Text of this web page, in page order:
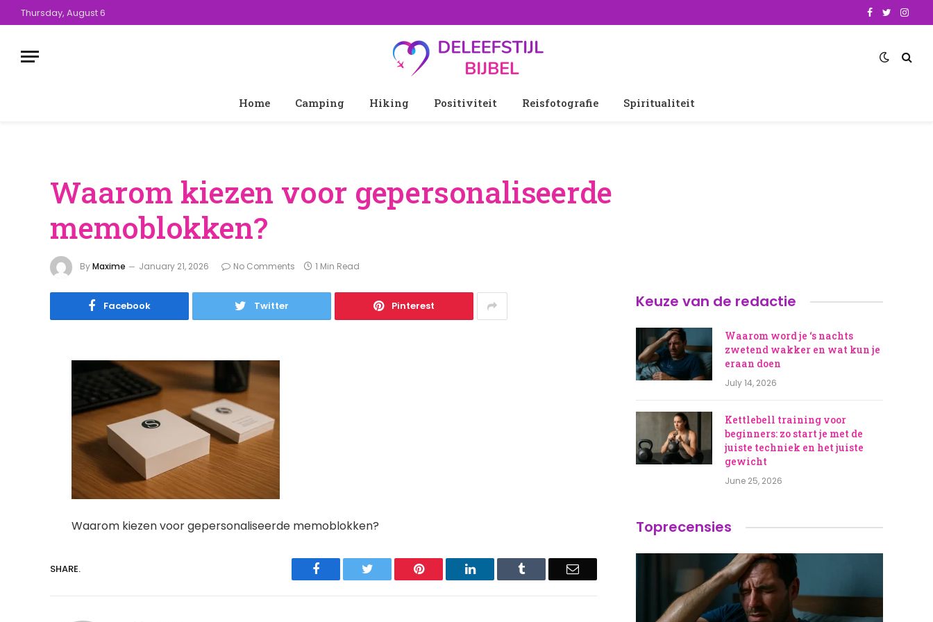
Thursday, August 6 Facebook
Twitter
Home Camping Hiking Positiviteit Reisfotografie Spiritualiteit
Waarom kiezen voor gepersonaliseerde
memoblokken?
ByMaxime January 21, 2026 No Comments 1 Min Read
Facebook Twitter Pinterest
Waarom kiezen voor gepersonaliseerde memoblokken?
SHARE. Facebook Twitter Pinterest LinkedIn Tumblr Email
Keuze van de redactie
Waarom word je ‘s nachts
zwetend wakker en wat kun je
eraan doen
July 14, 2026
Kettlebell training voor
beginners: zo start je met de
juiste techniek en het juiste
gewicht
June 25, 2026
Toprecensies